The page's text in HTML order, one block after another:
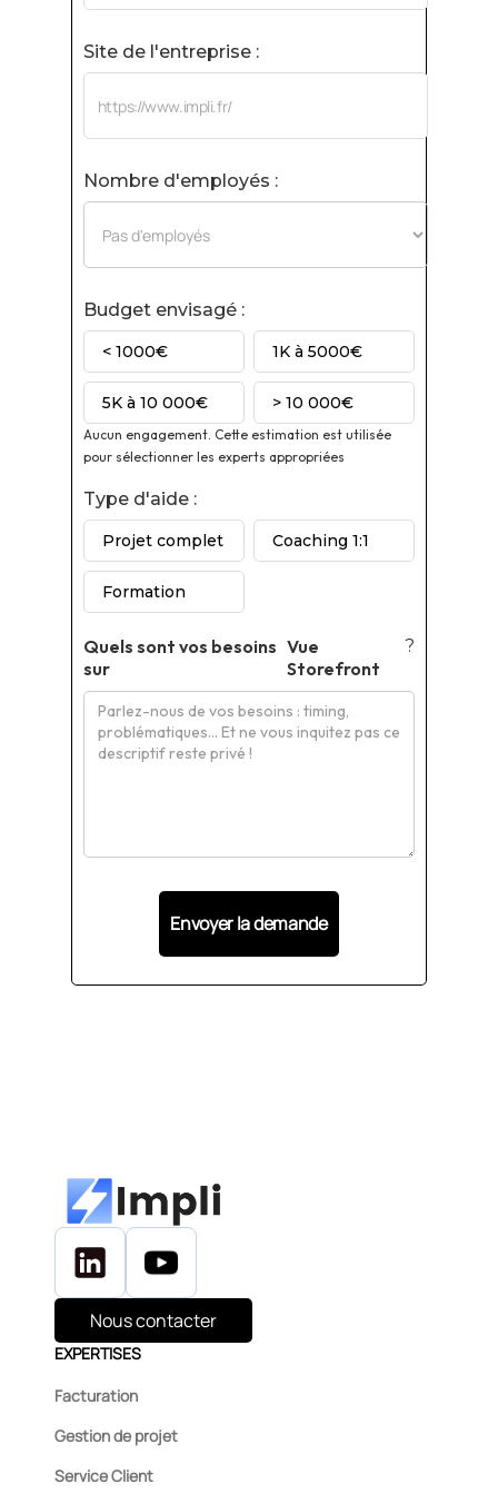
Site de l'entreprise :
Nombre d'employés :
Budget envisagé :
< 1000€ 1K à 5000€
5K à 10 000€ > 10 000€
Aucun engagement. Cette estimation est utilisée
pour sélectionner les experts appropriées
Type d'aide :
Projet complet Coaching 1:1
Formation
Quels sont vos besoins
sur
Vue
Storefront
?
Nous contacter
EXPERTISES
Facturation
Gestion de projet
Service Client